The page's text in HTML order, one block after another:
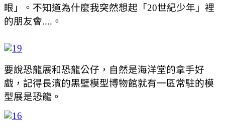
眼」。不知道為什麼我突然想起「20世紀少年」裡
的朋友會....。
要說恐龍展和恐龍公仔，自然是海洋堂的拿手好
戲，記得長濱的黑壁模型博物館就有一區常駐的模
型展是恐龍。